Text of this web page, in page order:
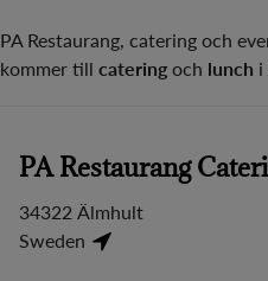
PA Restaurang, catering och
kommer till catering och lunch i
PA Restaurang
34322 Älmhult
Sweden